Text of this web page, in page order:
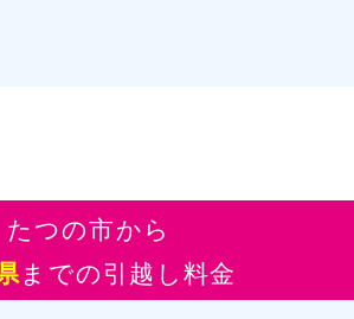
たつの市から
までの引越し料金